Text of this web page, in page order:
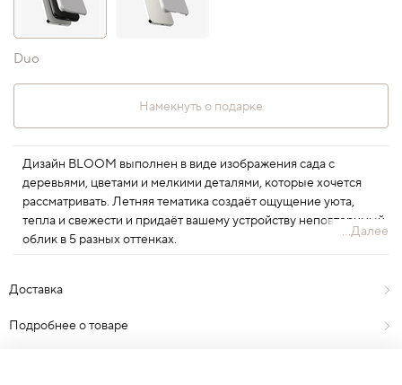
Duo
Намекнуть о подарке
Дизайн BLOOM выполнен в виде изображения сада с
деревьями, цветами и мелкими деталями, которые хочется
рассматривать. Летняя тематика создаёт ощущение уюта,
тепла и свежести и придаёт вашему устройству неповторимый
облик в 5 разных оттенках.
...Далее
Доставка
Подробнее о товаре